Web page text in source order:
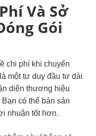
Và Sở
Gói
chi phí khi chuyển
một tư duy đầu tư dài
diện thương hiệu
có thể bán sản
nhuận tốt hơn.